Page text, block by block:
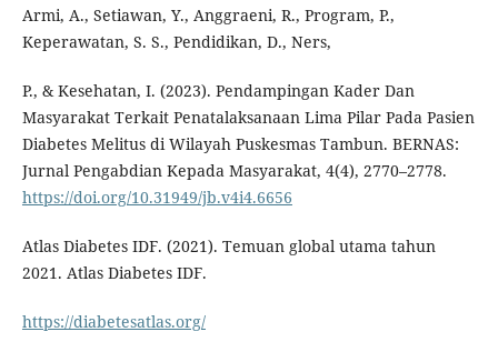
Armi, A., Setiawan, Y., Anggraeni, R., Program, P.,
Keperawatan, S. S., Pendidikan, D., Ners,
P., & Kesehatan, I. (2023). Pendampingan Kader Dan
Masyarakat Terkait Penatalaksanaan Lima Pilar Pada Pasien
Diabetes Melitus di Wilayah Puskesmas Tambun. BERNAS:
Jurnal Pengabdian Kepada Masyarakat, 4(4), 2770–2778.
https://doi.org/10.31949/jb.v4i4.6656
Atlas Diabetes IDF. (2021). Temuan global utama tahun
2021. Atlas Diabetes IDF.
https://diabetesatlas.org/